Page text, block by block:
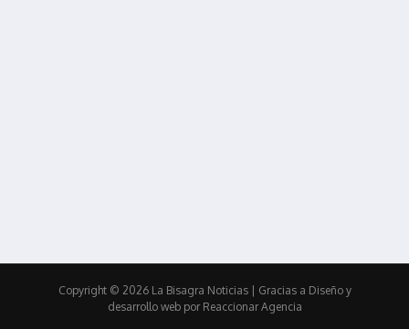
Copyright © 2026 La Bisagra Noticias | Gracias a